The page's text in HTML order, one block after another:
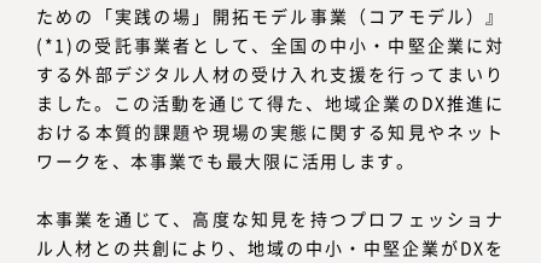
ための「実践の場」開拓モデル事業（コアモデル）』
(*1)の受託事業者として、全国の中小・中堅企業に対
する外部デジタル人材の受け入れ支援を行ってまいり
ました。この活動を通じて得た、地域企業のDX推進に
おける本質的課題や現場の実態に関する知見やネット
ワークを、本事業でも最大限に活用します。
本事業を通じて、高度な知見を持つプロフェッショナ
ル人材との共創により、地域の中小・中堅企業がDXを